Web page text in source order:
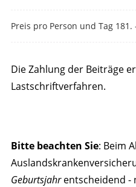
Preis pro Person und Tag 181.
Die Zahlung der Beiträge
Lastschriftverfahren.
Bitte beachten Sie: Beim
Geburtsjahrentscheidend -